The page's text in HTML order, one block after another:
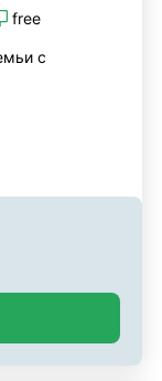
free
с